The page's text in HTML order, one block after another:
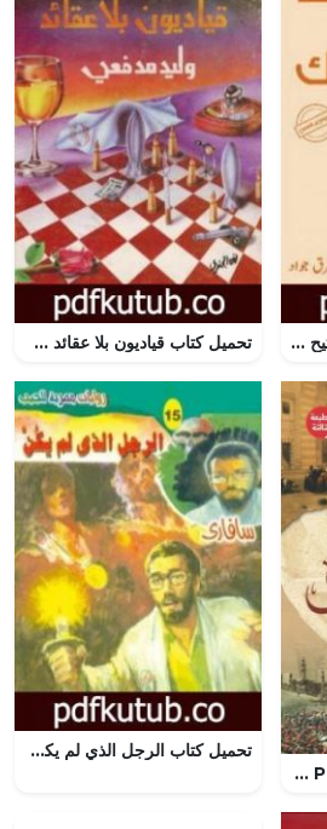
تحميل كتاب أين أضعت مفاتيح عقلك PDF تأليف إستبرق جواد كاظم مجانا [كامل] تحميل كتاب قياديون بلا عقائد PDF تأليف وليد مدفعي مجانا [كامل]
تحميل كتاب أولاد الناس PDF مجانا برابط مباشر للكاتبة ريم بسيوني
تحميل كتاب الرجل الذي لم يكن – سلسلة سافاري PDF تأليف أحمد خالد توفيق مجانا [كامل]